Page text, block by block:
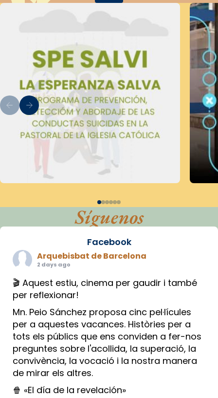
Síguenos
Facebook
Arquebisbat de Barcelona
2 days ago
🎬 Aquest estiu, cinema per gaudir i també
per reflexionar!
Mn. Peio Sánchez proposa cinc pel·lícules
per a aquestes vacances. Històries per a
tots els públics que ens conviden a fer-nos
preguntes sobre l'acollida, la superació, la
convivència, la vocació i la nostra manera
de mirar els altres.
🍿 «El día de la revelación»